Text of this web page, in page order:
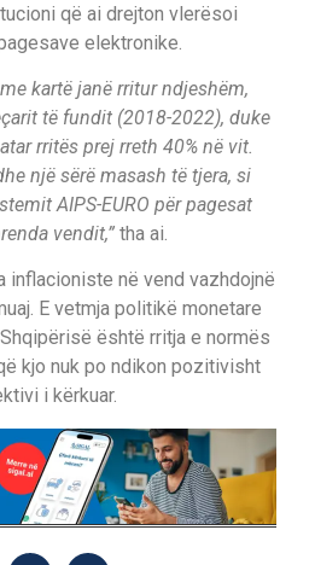
që ai drejton vlerësoi
elektronike.
kartë janë rritur ndjeshëm,
të fundit (2018-2022), duke
rritës prej rreth 40% në vit.
një sërë masash të tjera, si
AIPS-EURO për pagesat
vendit,” tha ai.
inflacioniste në vend vazhdojnë
E vetmja politikë monetare
është rritja e normës
kjo nuk po ndikon pozitivisht
i kërkuar.